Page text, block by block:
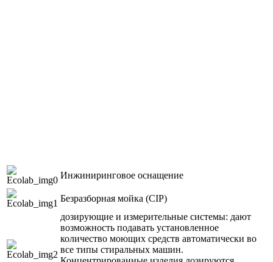
Инжиниринговое оснащение
Безразборная мойка (CIP)
дозирующие и измерительные системы: дают
возможность подавать установленное
количество моющих средств автоматически во
все типы стиральных машин.